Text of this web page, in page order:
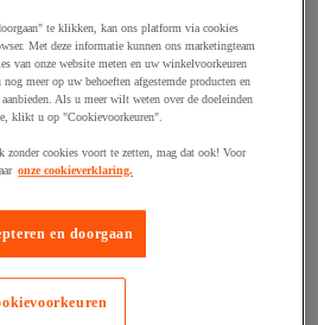
groothandel
matten
voor de voedselverwerkende
te klikken, kan ons platform via cookies
Met deze informatie kunnen ons marketingteam
van onze website meten en uw winkelvoorkeuren
meer op uw behoeften afgestemde producten en
aanbieden. Als u meer wilt weten over de doeleinden
klikt u op "Cookievoorkeuren".
zonder cookies voort te zetten, mag dat ook! Voor
onze cookieverklaring.
en doorgaan